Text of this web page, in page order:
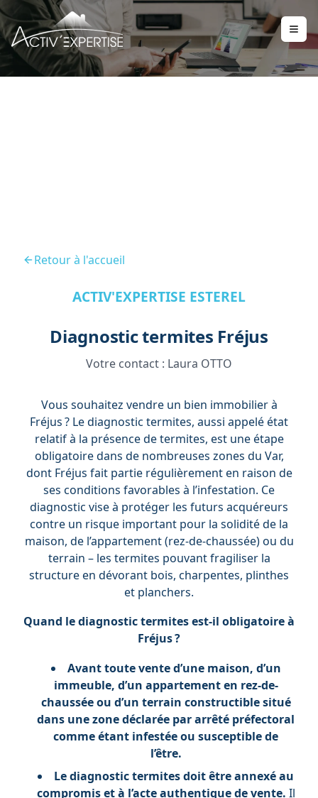
Retour à l'accueil
ACTIV'EXPERTISE ESTEREL
Diagnostic termites Fréjus
Votre contact : Laura OTTO
Vous souhaitez vendre un bien immobilier à
Fréjus ? Le diagnostic termites, aussi appelé état
relatif à la présence de termites, est une étape
obligatoire dans de nombreuses zones du Var,
dont Fréjus fait partie régulièrement en raison de
ses conditions favorables à l’infestation. Ce
diagnostic vise à protéger les futurs acquéreurs
contre un risque important pour la solidité de la
maison, de l’appartement (rez-de-chaussée) ou du
terrain – les termites pouvant fragiliser la
structure en dévorant bois, charpentes, plinthes
et planchers.
Quand le diagnostic termites est-il obligatoire à
Fréjus ?
Avant toute vente d’une maison, d’un
immeuble, d’un appartement en rez-de-
chaussée ou d’un terrain constructible situé
dans une zone déclarée par arrêté préfectoral
comme étant infestée ou susceptible de
l’être.
Le diagnostic termites doit être annexé au
compromis et à l’acte authentique de vente. Il